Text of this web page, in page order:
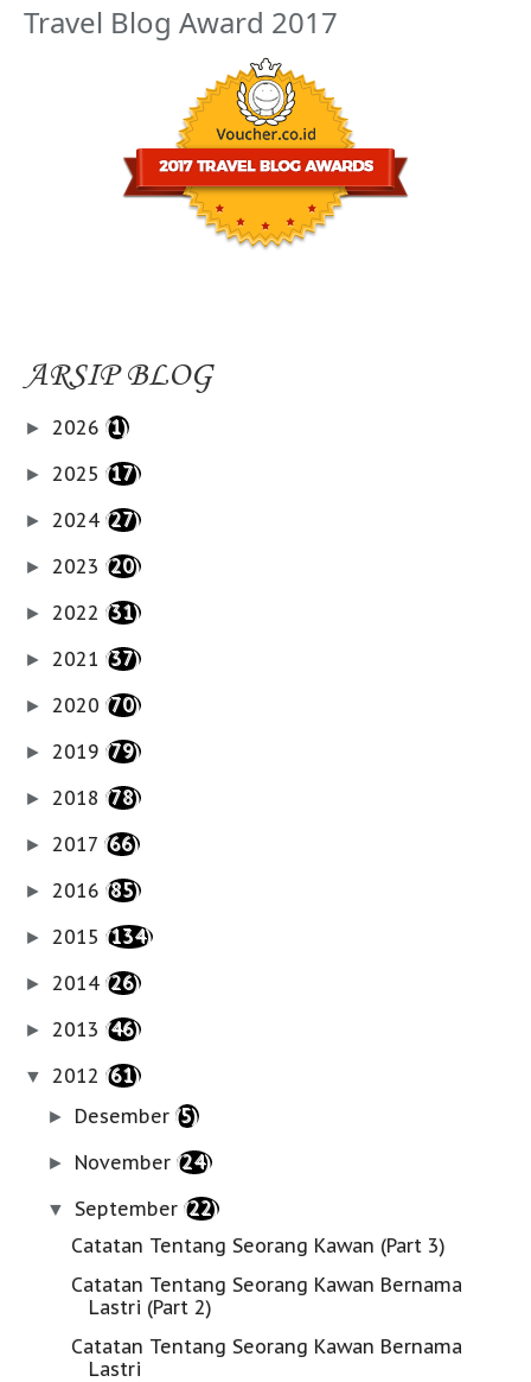
Travel Blog Award 2017
ARSIP BLOG
► 2026 (1)
► 2025 (17)
► 2024 (27)
► 2023 (20)
► 2022 (31)
► 2021 (37)
► 2020 (70)
► 2019 (79)
► 2018 (78)
► 2017 (66)
► 2016 (85)
► 2015 (134)
► 2014 (26)
► 2013 (46)
▼ 2012 (61)
► Desember(5)
► November(24)
▼ September(22)
Catatan Tentang Seorang Kawan (Part 3)
Catatan Tentang Seorang Kawan Bernama
Lastri (Part 2)
Catatan Tentang Seorang Kawan Bernama
Lastri